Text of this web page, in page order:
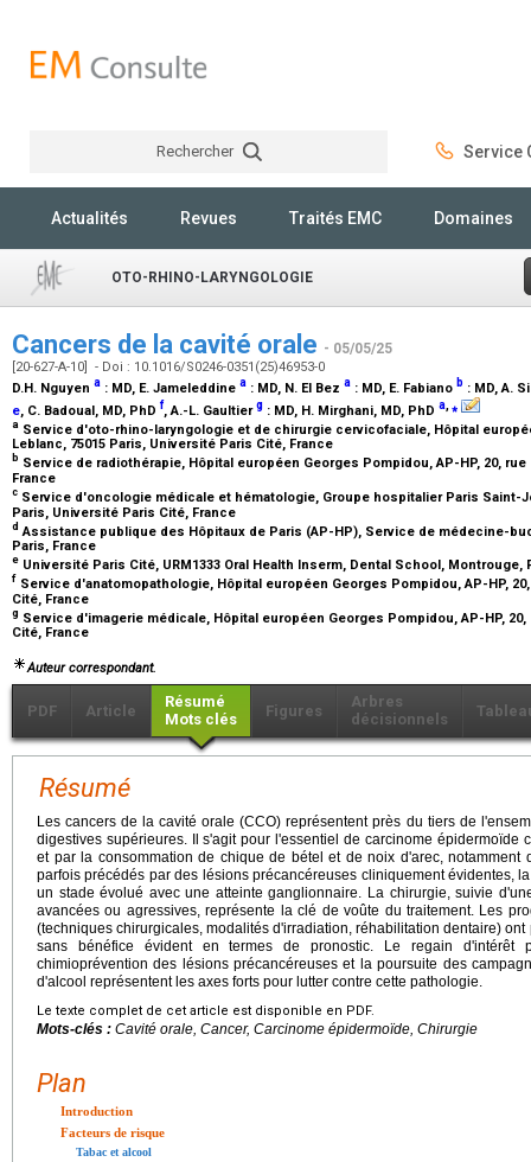
Rechercher Service
Actualités Revues Traités EMC Domaines
OTO-RHINO-LARYNGOLOGIE
Cancers de la cavité orale - 05/05/25
[20-627-A-10] - Doi : 10.1016/S0246-0351(25)46953-0
D.H. Nguyen a : MD, E. Jameleddine a : MD, N. El Bez a : MD, E. Fabiano b : MD, A.
e, C. Badoual, MD, PhD f, A.-L. Gaultierg : MD, H. Mirghani, MD, PhD a ⁎
a Service d'oto-rhino-laryngologie et de chirurgie cervicofaciale, Hôpital
Leblanc, 75015 Paris, Université Paris Cité, France
b Service de radiothérapie, Hôpital européen Georges Pompidou, AP-HP, 20,
France
c Service d'oncologie médicale et hématologie, Groupe hospitalier Paris Saint-
Paris, Université Paris Cité, France
d Assistance publique des Hôpitaux de Paris (AP-HP), Service de médecine-
Paris, France
e Université Paris Cité, URM1333 Oral Health Inserm, Dental School, Montrouge,
f Service d'anatomopathologie, Hôpital européen Georges Pompidou, AP-HP,
Cité, France
g Service d'imagerie médicale, Hôpital européen Georges Pompidou, AP-HP,
Cité, France
Auteur correspondant.
PDF Article
Résumé
Mots clés
Figures
Arbres
décisionnels
Résumé
Les cancers de la cavité orale (CCO) représentent près du tiers de
digestives supérieures. Il s'agit pour l'essentiel de carcinome épidermoïde
et par la consommation de chique de bétel et de noix d'arec, notamment
parfois précédés par des lésions précancéreuses cliniquement évidentes,
un stade évolué avec une atteinte ganglionnaire. La chirurgie, suivie
avancées ou agressives, représente la clé de voûte du traitement. Les
(techniques chirurgicales, modalités d'irradiation, réhabilitation dentaire)
sans bénéfice évident en termes de pronostic. Le regain d'intérêt
chimioprévention des lésions précancéreuses et la poursuite des
d'alcool représentent les axes forts pour lutter contre cette pathologie.
Le texte complet de cet article est disponible en PDF.
Mots-clés : Cavité orale, Cancer, Carcinome épidermoïde, Chirurgie
Plan
Introduction
Facteurs de risque
Tabac et alcool